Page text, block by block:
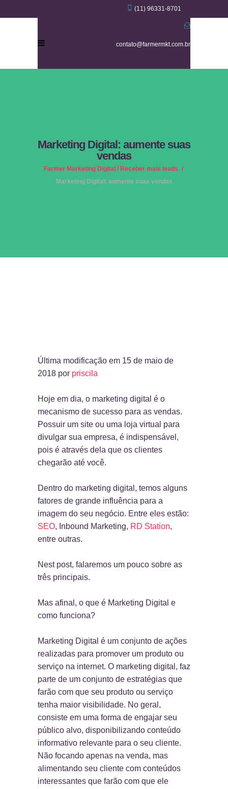
(11) 96331-8701
contato@farmermkt.com.br
Marketing Digital: aumente suas
vendas
Farmer Marketing Digital/ Receber mais leads /
Marketing Digital: aumente suas vendas
Última modificação em 15 de maio de
2018 por priscila
Hoje em dia, o marketing digital é o
mecanismo de sucesso para as vendas.
Possuir um site ou uma loja virtual para
divulgar sua empresa, é indispensável,
pois é através dela que os clientes
chegarão até você.
Dentro do marketing digital, temos alguns
fatores de grande influência para a
imagem do seu negócio. Entre eles estão:
SEO, Inbound Marketing, RD Station,
entre outras.
Nest post, falaremos um pouco sobre as
três principais.
Mas afinal, o que é Marketing Digital e
como funciona?
Marketing Digital é um conjunto de ações
realizadas para promover um produto ou
serviço na internet. O marketing digital, faz
parte de um conjunto de estratégias que
farão com que seu produto ou serviço
tenha maior visibilidade. No geral,
consiste em uma forma de engajar seu
público alvo, disponibilizando conteúdo
informativo relevante para o seu cliente.
Não focando apenas na venda, mas
alimentando seu cliente com conteúdos
interessantes que farão com que ele